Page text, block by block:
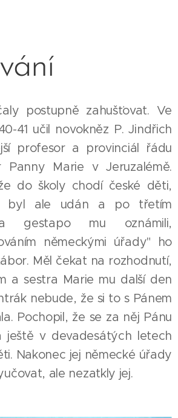
postupně zahušťovat. Ve
41 učil novokněz P. Jindřich
profesor a provinciál řádu
Marie v Jeruzalémě.
do školy chodí české děti,
byl ale udán a po třetím
gestapo mu oznámili,
německými úřady" ho
Měl čekat na rozhodnutí,
a sestra Marie mu další den
nebude, že si to s Pánem
Pochopil, že se za něj Pánu
ještě v devadesátých letech
Nakonec jej německé úřady
ale nezatkly jej.